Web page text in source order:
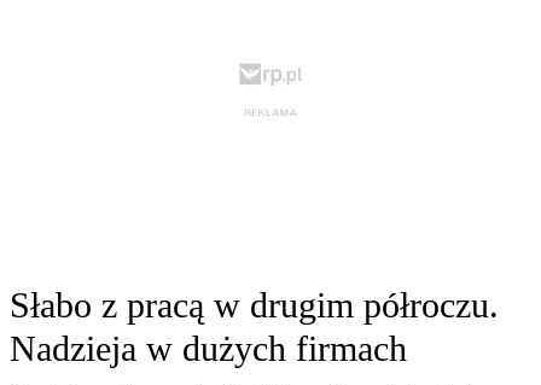
Słabo z pracą w drugim półroczu.
Nadzieja w dużych firmach